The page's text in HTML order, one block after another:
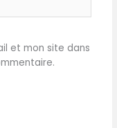
et mon site dans